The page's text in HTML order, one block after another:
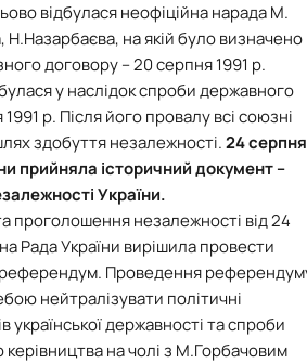
відбулася неофіційна нарада М.
на якій було визначено
договору – 20 серпня 1991 р.
у наслідок спроби державного
р. Після його провалу всі союзні
здобуття незалежності.24 серпня
прийняла історичний документ –
України.
проголошення незалежності від 24
Рада України вирішила провести
референдум. Проведення
нейтралізувати політичні
української державності та спроби
на чолі з М.Горбачовим